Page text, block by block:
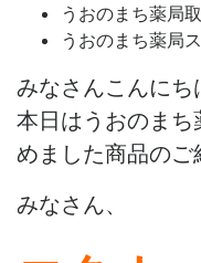
うおのまち薬局
うおのまち薬局
みなさんこんにち
本日はうおのま
めました商品の
みなさん、